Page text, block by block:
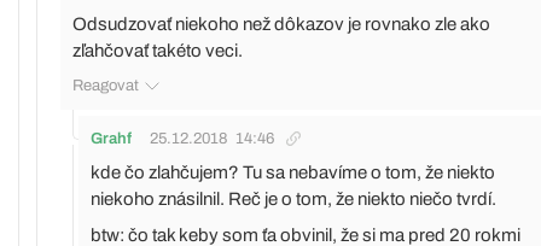
Odsudzovať niekoho než dôkazov je rovnako zle ako
zľahčovať takéto veci.
Reagovat
Grahf 25.12.2018 14:46
kde čo zlahčujem? Tu sa nebavíme o tom, že niekto
niekoho znásilnil. Reč je o tom, že niekto niečo tvrdí.
btw: čo tak keby som ťa obvinil, že si ma pred 20 rokmi